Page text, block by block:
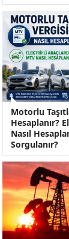
Motorlu
Hesaplanır?
Nasıl
Sorgulanır?